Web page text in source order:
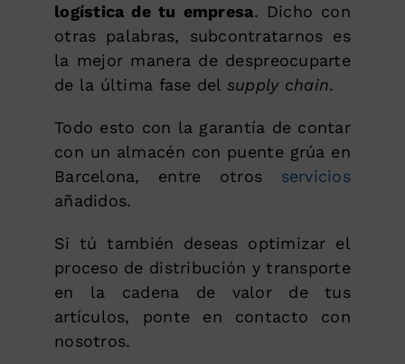
logística de tu empresa. Dicho con
otras palabras, subcontratarnos es
la mejor manera de despreocuparte
de la última fase del supply chain.
Todo esto con la garantía de contar
con un almacén con puente grúa en
Barcelona, entre otros servicios
añadidos.
Si tú también deseas optimizar el
proceso de distribución y transporte
en la cadena de valor de tus
artículos, ponte en contacto con
nosotros.